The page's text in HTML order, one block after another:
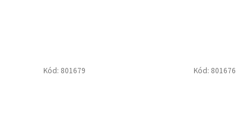
Kód: 801679 Kód: 801676